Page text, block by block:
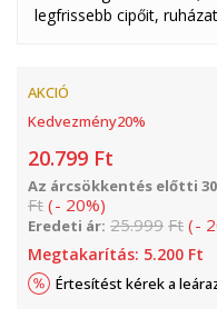
legfrissebb cipőit,
AKCIÓ
Kedvezmény20%
20.799 Ft
Az árcsökkentés előtti
Ft (- 20%)
Eredeti ár: 25.999 Ft (-
Megtakarítás: 5.200 Ft
Értesítést kérek a